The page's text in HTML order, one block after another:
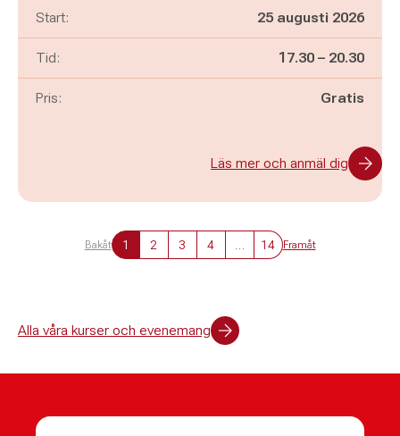
Start: 25 augusti 2026
Tid: Pågår mellan
17.30 – och
20.30
Pris: Gratis
Läs mer och anmäl dig
Bakåt 1 2 3 4 14 Framåt
Alla våra kurser och evenemang